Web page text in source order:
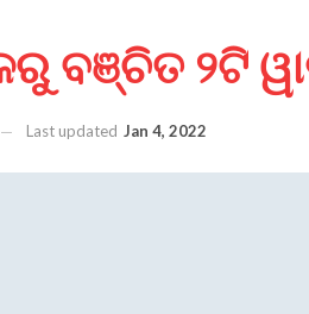
ବଞ୍ଚିତ ୨ଟି
Last updated Jan 4, 2022